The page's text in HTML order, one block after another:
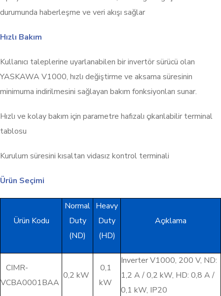
durumunda haberleşme ve veri akışı sağlar
Hızlı Bakım
Kullanıcı taleplerine uyarlanabilen bir invertör sürücü olan
YASKAWA V1000, hızlı değiştirme ve aksama süresinin
minimuma indirilmesini sağlayan bakım fonksiyonları sunar.
Hızlı ve kolay bakım için parametre hafızalı çıkarılabilir terminal
tablosu
Kurulum süresini kısaltan vidasız kontrol terminali
Ürün Seçimi
Ürün Kodu
Normal
Duty
(ND)
Heavy
Duty
(HD)
Açıklama
CIMR-
VCBA0001BAA
0,2 kW
0,1
kW
Inverter V1000, 200 V, ND:
1,2 A / 0,2 kW, HD: 0,8 A /
0,1 kW, IP20